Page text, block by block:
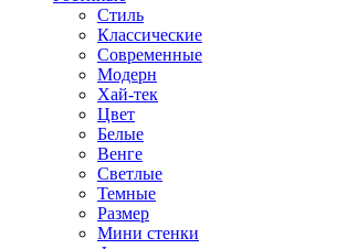
Стиль
Классические
Современные
Модерн
Хай-тек
Цвет
Белые
Венге
Светлые
Темные
Размер
Мини стенки